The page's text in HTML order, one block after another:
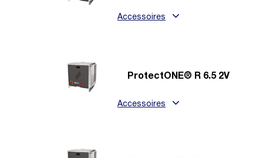
Accessoires
ProtectONE® R 6.5 2V
Accessoires